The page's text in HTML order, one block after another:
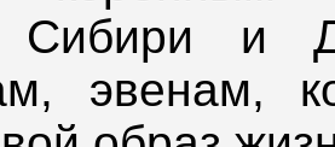
Сибири и
эвенам,